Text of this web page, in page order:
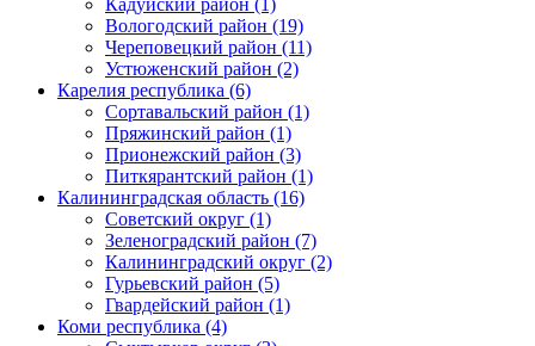
Кадуйский район (1)
Вологодский район (19)
Череповецкий район (11)
Устюженский район (2)
Карелия республика (6)
Сортавальский район (1)
Пряжинский район (1)
Прионежский район (3)
Питкярантский район (1)
Калининградская область (16)
Советский округ (1)
Зеленоградский район (7)
Калининградский округ (2)
Гурьевский район (5)
Гвардейский район (1)
Коми республика (4)